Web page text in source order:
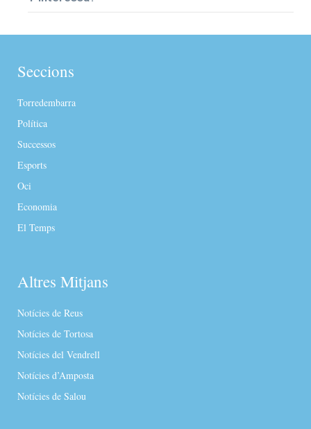
Seccions
Torredembarra
Política
Successos
Esports
Oci
Economia
El Temps
Altres Mitjans
Notícies de Reus
Notícies de Tortosa
Notícies del Vendrell
Notícies d’Amposta
Notícies de Salou